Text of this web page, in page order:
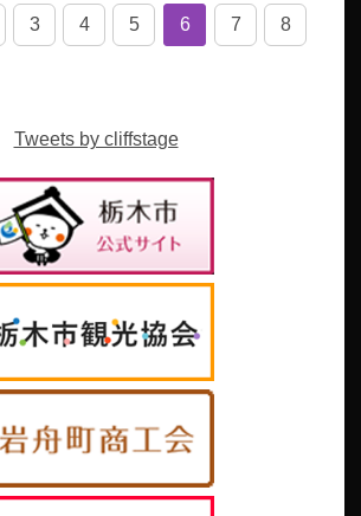
3 4 5 6 7 8
Tweets by cliffstage